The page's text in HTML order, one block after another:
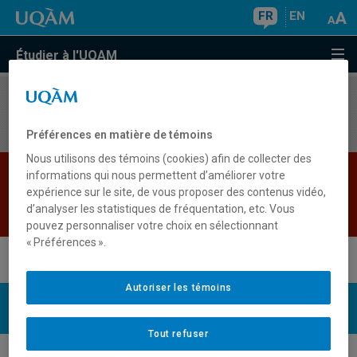
FR EN
Étudier à l'UQAM
Aucun résultat
Le sigle de cours "EST23AJ" n'est pas présent
dans l'annuaire.
Retour
UQAM
Nous joindre
Préférences en matière de témoins
Nous utilisons des témoins (cookies) afin de collecter des
informations qui nous permettent d’améliorer votre
expérience sur le site, de vous proposer des contenus vidéo,
d’analyser les statistiques de fréquentation, etc. Vous
pouvez personnaliser votre choix en sélectionnant
« Préférences ».
Tout refuser
Autoriser les témoins